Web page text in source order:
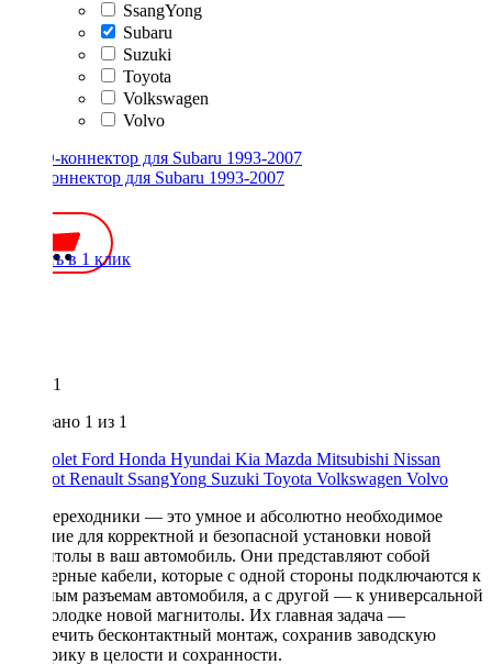
SsangYong
Subaru
Suzuki
Toyota
Volkswagen
Volvo
ISO-коннектор для Subaru 1993-2007
Купить в 1 клик
1
Показано 1 из 1
Chevrolet Ford Honda Hyundai Kia Mazda Mitsubishi Nissan
Peugeot Renault SsangYong Suzuki Toyota Volkswagen Volvo
ISO-переходники — это умное и абсолютно необходимое
решение для корректной и безопасной установки новой
магнитолы в ваш автомобиль. Они представляют собой
адаптерные кабели, которые с одной стороны подключаются к
штатным разъемам автомобиля, а с другой — к универсальной
ISO-колодке новой магнитолы. Их главная задача —
обеспечить бесконтактный монтаж, сохранив заводскую
электрику в целости и сохранности.